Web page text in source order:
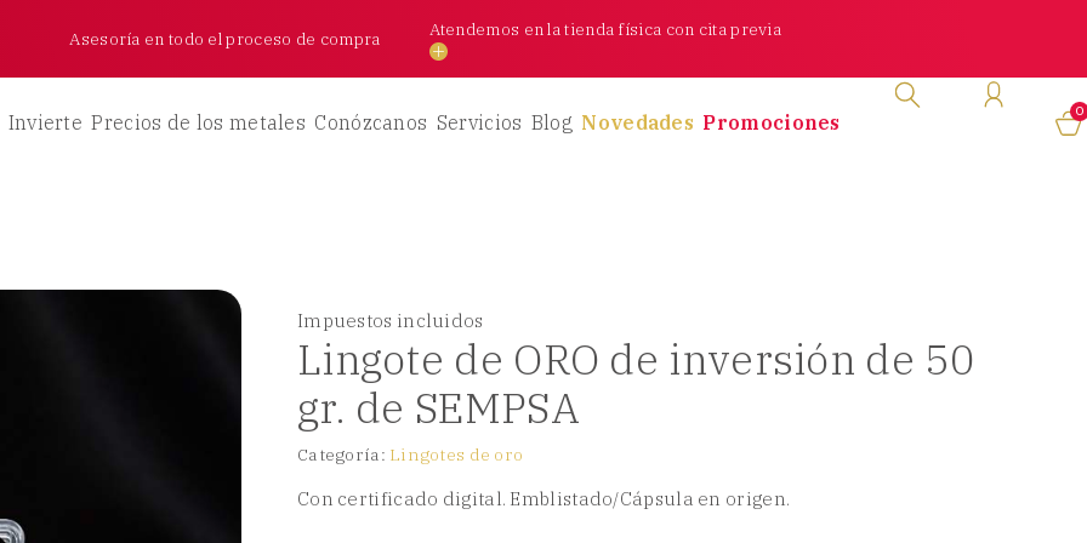
Asesoría en todo el proceso de compra Atendemos en la tienda física con cita previa
Invierte Precios de los metales Conózcanos Servicios Blog Novedades Promociones 0
Lingote de ORO de inversión de 50
gr. de SEMPSA
Impuestos incluidos
Con certificado digital. Emblistado/Cápsula en origen.
Categoría: Lingotes de oro